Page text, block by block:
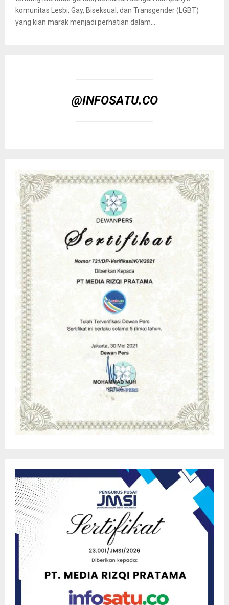
komunitas Lesbi, Gay, Biseksual, dan Transgender (LGBT)
yang kian marak menjadi perhatian dalam...
@INFOSATU.CO